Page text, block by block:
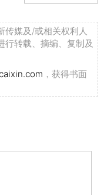
传媒及/或相关权利人
行转载、摘编、复制及
，获得书面